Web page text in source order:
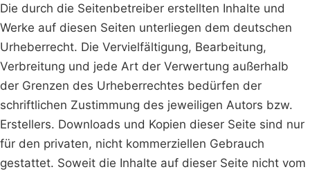
Die durch die Seitenbetreiber erstellten Inhalte und
Werke auf diesen Seiten unterliegen dem deutschen
Urheberrecht. Die Vervielfältigung, Bearbeitung,
Verbreitung und jede Art der Verwertung außerhalb
der Grenzen des Urheberrechtes bedürfen der
schriftlichen Zustimmung des jeweiligen Autors bzw.
Erstellers. Downloads und Kopien dieser Seite sind nur
für den privaten, nicht kommerziellen Gebrauch
gestattet. Soweit die Inhalte auf dieser Seite nicht vom